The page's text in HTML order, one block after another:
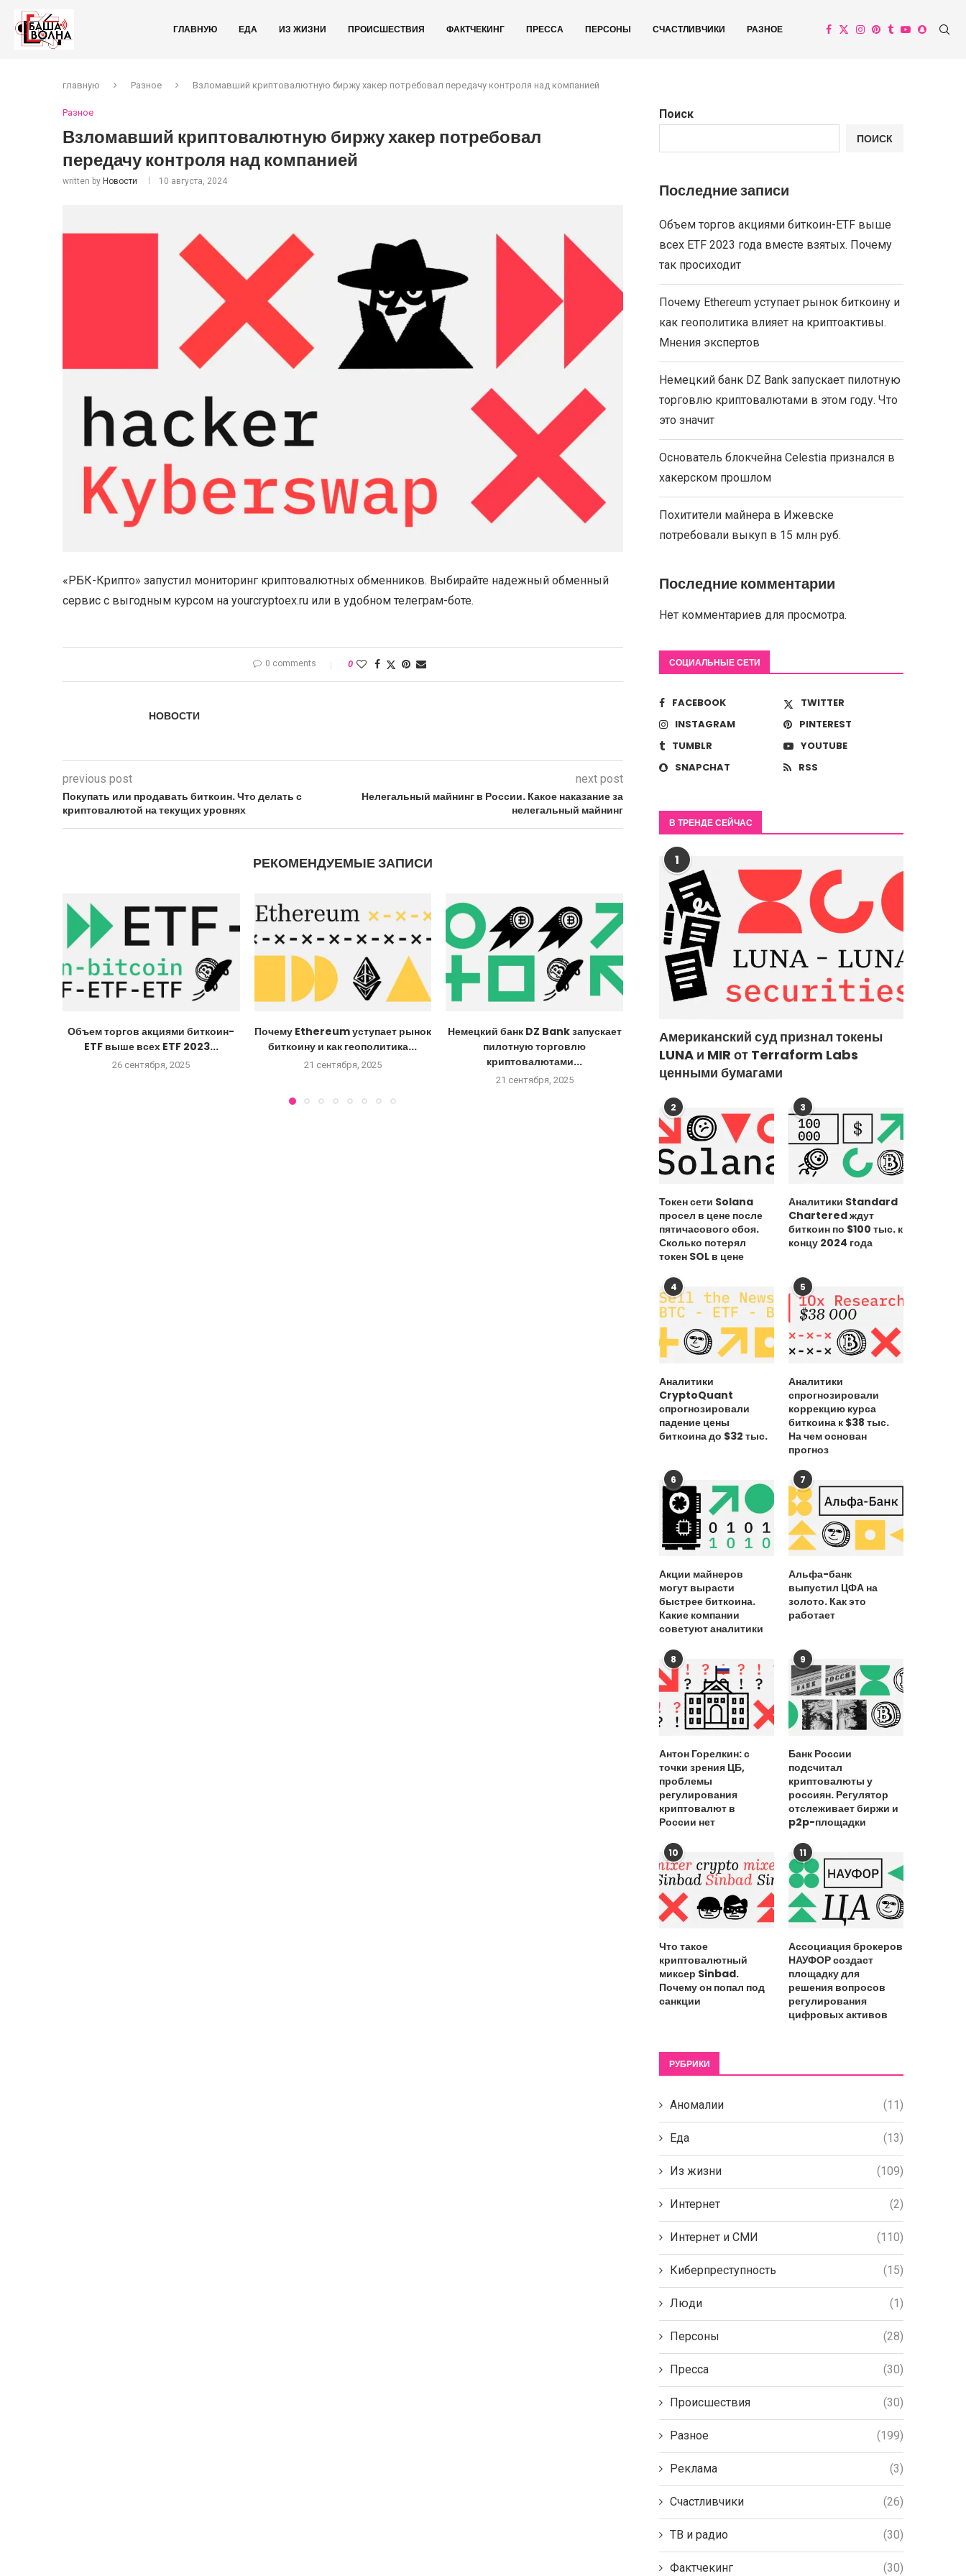
ГЛАВНУЮ ЕДА ИЗ ЖИЗНИ ПРОИСШЕСТВИЯ ФАКТЧЕКИНГ ПРЕССА ПЕРСОНЫ СЧАСТЛИВЧИКИ РАЗНОЕ
главную Разное Взломавший криптовалютную биржу хакер потребовал передачу контроля над компанией
Разное
Взломавший криптовалютную биржу хакер потребовал
передачу контроля над компанией
written by Новости 10 августа, 2024
«РБК-Крипто» запустил мониторинг криптовалютных обменников. Выбирайте надежный обменный
сервис с выгодным курсом на yourcryptoex.ru или в удобном телеграм-боте.
0 comments 0
НОВОСТИ
previous post
Покупать или продавать биткоин. Что делать с
криптовалютой на текущих уровнях
next post
Нелегальный майнинг в России. Какое наказание за
нелегальный майнинг
РЕКОМЕНДУЕМЫЕ ЗАПИСИ
Объем торгов акциями биткоин-
ETF выше всех ETF 2023...
26 сентября, 2025
Почему Ethereum уступает рынок
биткоину и как геополитика...
21 сентября, 2025
Немецкий банк DZ Bank запускает
пилотную торговлю
криптовалютами...
21 сентября, 2025
Основатель блокчейна Celestia
признался в хакерском прошлом
Похитители майнера в
Поиск
ПОИСК
Последние записи
Объем торгов акциями биткоин-ETF выше
всех ETF 2023 года вместе взятых. Почему
так просиходит
Почему Ethereum уступает рынок биткоину и
как геополитика влияет на криптоактивы.
Мнения экспертов
Немецкий банк DZ Bank запускает пилотную
торговлю криптовалютами в этом году. Что
это значит
Основатель блокчейна Celestia признался в
хакерском прошлом
Похитители майнера в Ижевске
потребовали выкуп в 15 млн руб.
Последние комментарии
Нет комментариев для просмотра.
СОЦИАЛЬНЫЕ СЕТИ
FACEBOOK
TWITTER
INSTAGRAM
PINTEREST
TUMBLR
YOUTUBE
SNAPCHAT
RSS
В ТРЕНДЕ СЕЙЧАС
1
Американский суд признал токены
LUNA и MIR от Terraform Labs
ценными бумагами
2
Токен сети Solana
просел в цене после
пятичасового сбоя.
Сколько потерял
токен SOL в цене
3
Аналитики Standard
Chartered ждут
биткоин по $100 тыс. к
концу 2024 года
4
Аналитики
CryptoQuant
спрогнозировали
падение цены
биткоина до $32 тыс.
5
Аналитики
спрогнозировали
коррекцию курса
биткоина к $38 тыс.
На чем основан
прогноз
6
Акции майнеров
могут вырасти
быстрее биткоина.
Какие компании
советуют аналитики
7
Альфа-банк
выпустил ЦФА на
золото. Как это
работает
8
Антон Горелкин: с
точки зрения ЦБ,
проблемы
регулирования
криптовалют в
России нет
9
Банк России
подсчитал
криптовалюты у
россиян. Регулятор
отслеживает биржи и
p2p-площадки
10
Что такое
криптовалютный
миксер Sinbad.
Почему он попал под
санкции
11
Ассоциация брокеров
НАУФОР создаст
площадку для
решения вопросов
регулирования
цифровых активов
РУБРИКИ
Аномалии (11)
Еда (13)
Из жизни (109)
Интернет (2)
Интернет и СМИ (110)
Киберпреступность (15)
Люди (1)
Персоны (28)
Пресса (30)
Происшествия (30)
Разное (199)
Реклама (3)
Счастливчики (26)
ТВ и радио (30)
Фактчекинг (30)